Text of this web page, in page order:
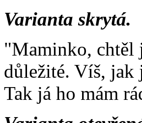
Varianta skrytá.
"Maminko, chtěl
důležité. Víš, jak
Tak já ho mám